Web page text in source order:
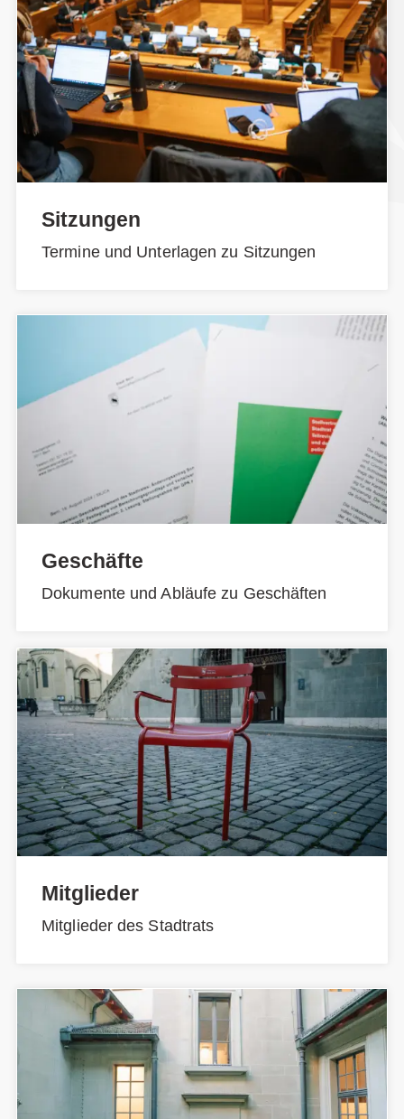
Sitzungen
Termine und Unterlagen zu Sitzungen
Geschäfte
Dokumente und Abläufe zu Geschäften
Mitglieder
Mitglieder des Stadtrats